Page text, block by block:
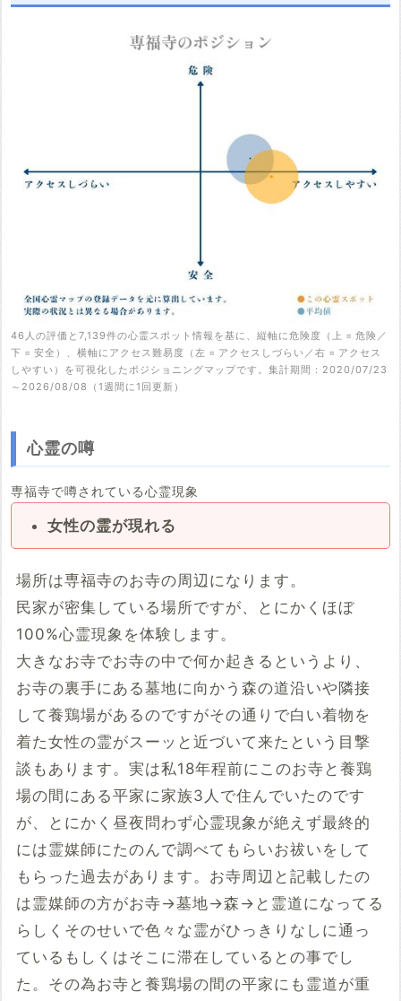
46人の評価と7,139件の心霊スポット情報を基に、縦軸に危険度（上 = 危険／
下 = 安全）、横軸にアクセス難易度（左 = アクセスしづらい／右 = アクセス
しやすい）を可視化したポジショニングマップです。集計期間：2020/07/23
～2026/08/08（1週間に1回更新）
心霊の噂
専福寺で噂されている心霊現象
女性の霊が現れる
場所は専福寺のお寺の周辺になります。
民家が密集している場所ですが、とにかくほぼ
100%心霊現象を体験します。
大きなお寺でお寺の中で何か起きるというより、
お寺の裏手にある墓地に向かう森の道沿いや隣接
して養鶏場があるのですがその通りで白い着物を
着た女性の霊がスーッと近づいて来たという目撃
談もあります。実は私18年程前にこのお寺と養鶏
場の間にある平家に家族3人で住んでいたのです
が、とにかく昼夜問わず心霊現象が絶えず最終的
には霊媒師にたのんで調べてもらいお祓いをして
もらった過去があります。お寺周辺と記載したの
は霊媒師の方がお寺→墓地→森→と霊道になってる
らしくそのせいで色々な霊がひっきりなしに通っ
ているもしくはそこに滞在しているとの事でし
た。その為お寺と養鶏場の間の平家にも霊道が重